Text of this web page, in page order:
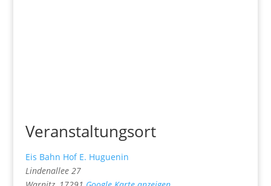
Veranstaltungsort
Eis Bahn Hof E. Huguenin
Lindenallee 27